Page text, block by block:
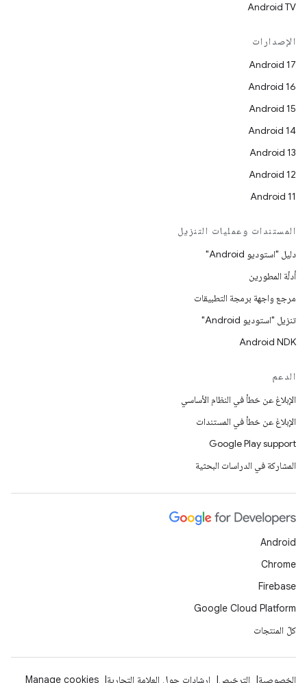
Android TV
الإصدارات
Android 17
Android 16
Android 15
Android 14
Android 13
Android 12
Android 11
المستندات وعمليات التنزيل
دليل "استوديو Android"
أدلّة المطورين
مرجع واجهة برمجة التطبيقات
تنزيل "استوديو Android"
Android NDK
الدعم
الإبلاغ عن خطأ في النظام الأساسي
الإبلاغ عن خطأ في المستندات
Google Play support
المشاركة في الدراسات البحثية
Android
Chrome
Firebase
Google Cloud Platform
كلّ المنتجات
الخصوصية الترخيص إرشادات حول العلامة التجارية Manage cookies